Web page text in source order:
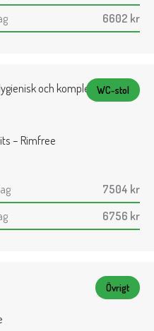
6602 kr
WC-stol
– Rimfree
7504 kr
6756 kr
Övrigt